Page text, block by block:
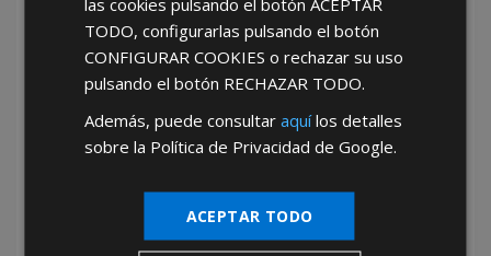
He leído y acepto laPolítica de Privacidad
*Abstenerse particulares, sólo venta a tiendas y empresas minoristas y
TODO, configurarlas pulsando el botón
CONFIGURAR COOKIES o rechazar su uso
pulsando el botón RECHAZAR TODO.
Además, puede consultaraquílos detalles
sobre la Política de Privacidad de Google.
ACEPTAR TODO